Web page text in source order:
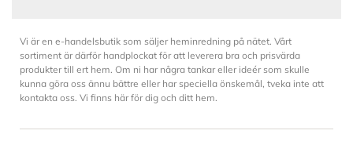
Vi är en e-handelsbutik som säljer heminredning på nätet. Vårt
sortiment är därför handplockat för att leverera bra och prisvärda
produkter till ert hem. Om ni har några tankar eller ideér som skulle
kunna göra oss ännu bättre eller har speciella önskemål, tveka inte att
kontakta oss. Vi finns här för dig och ditt hem.